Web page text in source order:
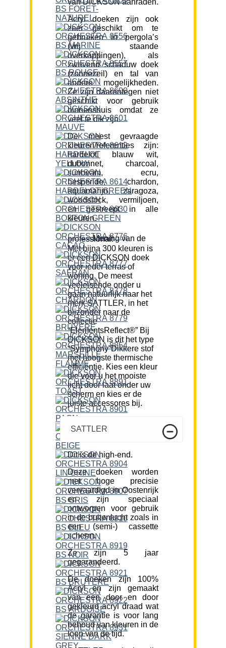
Acryl doeken zijn ook
zeer geschikt om te
gebruiken in pergola’s
(vrij staande
overkappingen), als
zwevend schaduw doek
(zonnezeil) en tal van
andere mogelijkheden.
Ze zijn daarentegen niet
geschikt voor gebruik
binnenshuis omdat ze
veel te dik zijn.
De meest gevraagde
kleuren/referenties zijn:
hardelot, blauw wit,
dubonnet, charcoal,
sunbeam, ecru,
hesperide, chardon,
aquamarijn, zaragoza,
woodstock, vermiljoen,
en gestreept in alle
kleuren.
Mening van de professional:
Met bijna 300 kleuren is
er een DICKSON doek
voor ieder terras of
woning. De meest
veeleisende onder u
gaan natuurlijk naar het
merk SATTLER, in het
bijzonder naar de
collectie
“ElementsReflect®” Bij
DICKSON is dit het type
“Symphony”Dikkere stof
met hoogste thermische
efficiëntie. Kies een kleur
die voor u het mooiste
licht door laat onder uw
scherm en kies er de
juiste accessores bij.
SATTLER
Dit is de high-end.
Deze doeken worden
met hoge precisie
vervaardigd in Oostenrijk
en zijn speciaal
ontworpen voor gebruik
in de buitenlucht zoals in
een (semi-) cassette
scherm.
Ze zijn 5 jaar
gegarandeerd.
De doeken zijn 100%
Acryl en zijn gemaakt
van een door en door
gekleurd acryl draad wat
de garantie is voor lang
behoud van kleuren in de
loop van de tijd.